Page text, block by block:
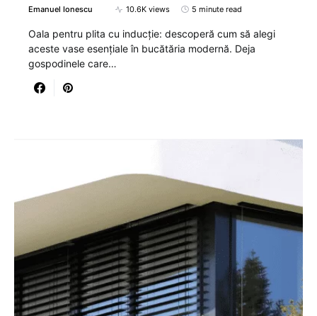
Emanuel Ionescu 10.6K views 5 minute read
Oala pentru plita cu inducție: descoperă cum să alegi
aceste vase esențiale în bucătăria modernă. Deja
gospodinele care…